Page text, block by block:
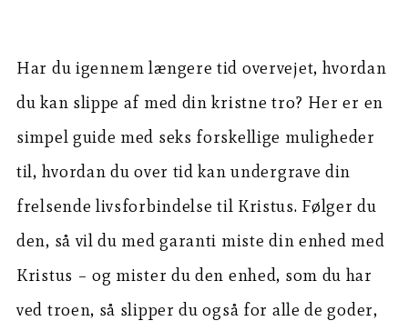
Har du igennem længere tid overvejet, hvordan
du kan slippe af med din kristne tro? Her er en
simpel guide med seks forskellige muligheder
til, hvordan du over tid kan undergrave din
frelsende livsforbindelse til Kristus. Følger du
den, så vil du med garanti miste din enhed med
Kristus – og mister du den enhed, som du har
ved troen, så slipper du også for alle de goder,